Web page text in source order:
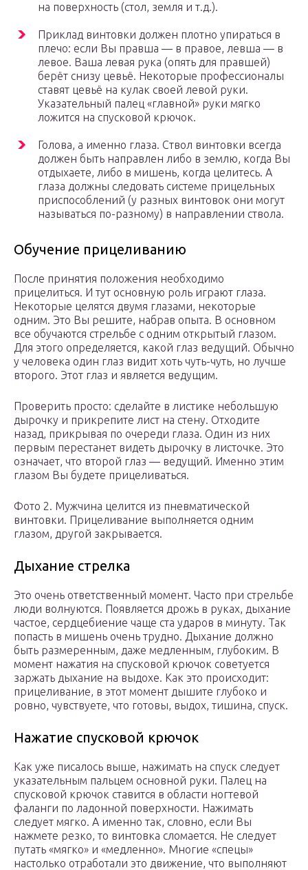
на поверхность (стол, земля и т.д.).
Приклад винтовки должен плотно упираться в
плечо: если Вы правша — в правое, левша — в
левое. Ваша левая рука (опять для правшей)
берёт снизу цевьё. Некоторые профессионалы
ставят цевьё на кулак своей левой руки.
Указательный палец «главной» руки мягко
ложится на спусковой крючок.
Голова, а именно глаза. Ствол винтовки всегда
должен быть направлен либо в землю, когда Вы
отдыхаете, либо в мишень, когда целитесь. А
глаза должны следовать системе прицельных
приспособлений (у разных винтовок они могут
называться по-разному) в направлении ствола.
Обучение прицеливанию
После принятия положения необходимо
прицелиться. И тут основную роль играют глаза.
Некоторые целятся двумя глазами, некоторые
одним. Это Вы решите, набрав опыта. В основном
все обучаются стрельбе с одним открытый глазом.
Для этого определяется, какой глаз ведущий. Обычно
у человека один глаз видит хоть чуть-чуть, но лучше
второго. Этот глаз и является ведущим.
Проверить просто: сделайте в листике небольшую
дырочку и прикрепите лист на стену. Отходите
назад, прикрывая по очереди глаза. Один из них
первым перестанет видеть дырочку в листочке. Это
означает, что второй глаз — ведущий. Именно этим
глазом Вы будете прицеливаться.
Фото 2. Мужчина целится из пневматической
винтовки. Прицеливание выполняется одним
глазом, другой закрывается.
Дыхание стрелка
Это очень ответственный момент. Часто при стрельбе
люди волнуются. Появляется дрожь в руках, дыхание
частое, сердцебиение чаще ста ударов в минуту. Так
попасть в мишень очень трудно. Дыхание должно
быть размеренным, даже медленным, глубоким. В
момент нажатия на спусковой крючок советуется
заржать дыхание на выдохе. Как это происходит:
прицеливание, в этот момент дышите глубоко и
ровно, чувствуете, что готовы, выдох, тишина, спуск.
Нажатие спусковой крючок
Как уже писалось выше, нажимать на спуск следует
указательным пальцем основной руки. Палец на
спусковой крючок ставится в области ногтевой
фаланги по ладонной поверхности. Нажимать
следует мягко. А именно так, словно, если Вы
нажмете резко, то винтовка сломается. Не следует
путать «мягко» и «медленно». Многие «спецы»
настолько отработали это движение, что выполняют